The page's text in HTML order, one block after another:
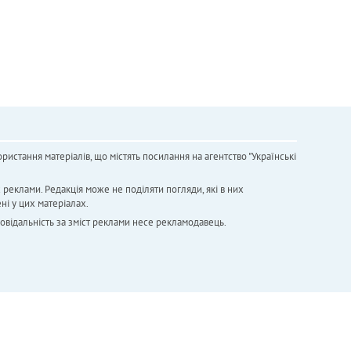
матеріалів, що містять посилання на агентство "Українськi
Редакція може не поділяти погляди, які в них
у цих матеріалах.
за зміст реклами несе рекламодавець.